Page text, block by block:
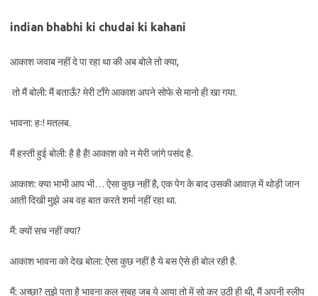
indian bhabhi ki chudai ki kahani
आकाश जवाब नहीं दे पा रहा था की अब बोले तो क्या,
तो मैं बोली: मैं बताऊँ? मेरी टाँगे आकाश अपने सोफे से मानो ही खा गया.
भावना: हः! मतलब.
मैं हस्ती हुई बोली: है है है! आकाश को न मेरी जांगे पसंद है.
आकाश: क्या भाभी आप भी… ऐसा कुछ नहीं है, एक पेग के बाद उसकी आवाज़ में थोड़ी जान
आती दिखी मुझे अब वह बात करते शर्मा नहीं रहा था.
मैं: क्यों सच नहीं क्या?
आकाश भावना को देख बोला: ऐसा कुछ नहीं है ये बस ऐसे ही बोल रही है.
मैं: अच्छा? तुझे पता है भावना कल सुबह जब ये आया तो में सो कर उठी ही थी, मैं अपनी स्लीप